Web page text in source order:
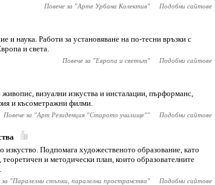
Повече за "Арте Урбана Колектив" Подобни сайтове
и наука. Работи за установяване на по-тесни връзки с
и света.
Повече за "Европа и светът" Подобни сайтове
визуални изкуства и инсталации, пърформанс,
и късометражни филми.
Повече за "Арт Резиденция "Старото училище"" Подобни сайтове
изкуство. Подпомага художественото образование, като
и методически план, които образователните
за "Паралелни стъпки, паралелни пространства" Подобни сайтове